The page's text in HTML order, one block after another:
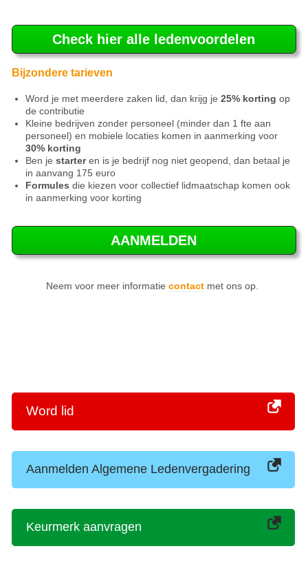
Check hier alle ledenvoordelen
Bijzondere tarieven
Word je met meerdere zaken lid, dan krijg je 25% korting op
de contributie
Kleine bedrijven zonder personeel (minder dan 1 fte aan
personeel) en mobiele locaties komen in aanmerking voor
30% korting
Ben je starteren is je bedrijf nog niet geopend, dan betaal je
in aanvang 175 euro
Formules die kiezen voor collectief lidmaatschap komen ook
in aanmerking voor korting
AANMELDEN
Neem voor meer informatie contactmet ons op.
Word lid
Aanmelden Algemene Ledenvergadering
Keurmerk aanvragen